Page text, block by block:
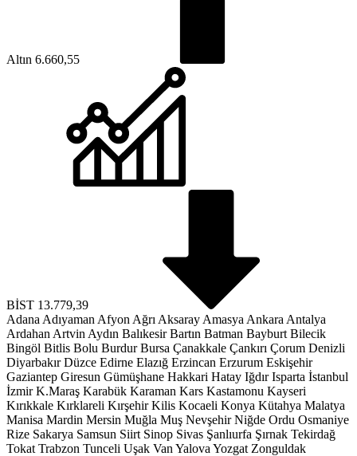
Altın 6.660,55
BİST 13.779,39
Adana Adıyaman Afyon Ağrı Aksaray Amasya Ankara Antalya
Ardahan Artvin Aydın Balıkesir Bartın Batman Bayburt Bilecik
Bingöl Bitlis Bolu Burdur Bursa Çanakkale Çankırı Çorum Denizli
Diyarbakır Düzce Edirne Elazığ Erzincan Erzurum Eskişehir
Gaziantep Giresun Gümüşhane Hakkari Hatay Iğdır Isparta İstanbul
İzmir K.Maraş Karabük Karaman Kars Kastamonu Kayseri
Kırıkkale Kırklareli Kırşehir Kilis Kocaeli Konya Kütahya Malatya
Manisa Mardin Mersin Muğla Muş Nevşehir Niğde Ordu Osmaniye
Rize Sakarya Samsun Siirt Sinop Sivas Şanlıurfa Şırnak Tekirdağ
Tokat Trabzon Tunceli Uşak Van Yalova Yozgat Zonguldak